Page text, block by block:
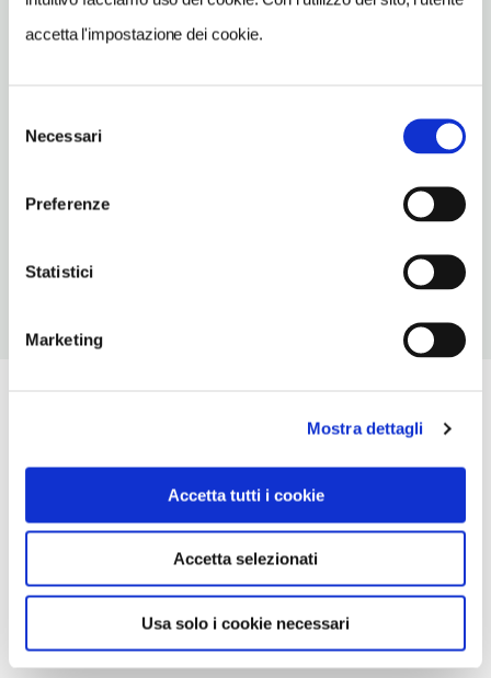
accetta l'impostazione dei cookie.
delNecessari
Preferenze
Statistici
Marketing
Mostra dettagli
Accetta tutti i cookie
Accetta selezionati
Usa solo i cookie necessari
NUMERO CAMERE
NUMERO COPERTI